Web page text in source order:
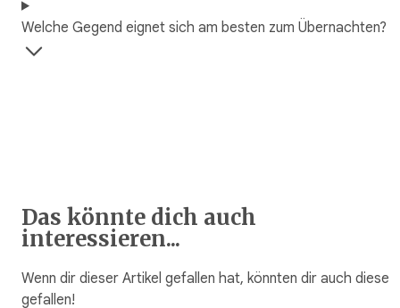
Welche Gegend eignet sich am besten zum Übernachten?
Das könnte dich auch
interessieren...
Wenn dir dieser Artikel gefallen hat, könnten dir auch diese
gefallen!